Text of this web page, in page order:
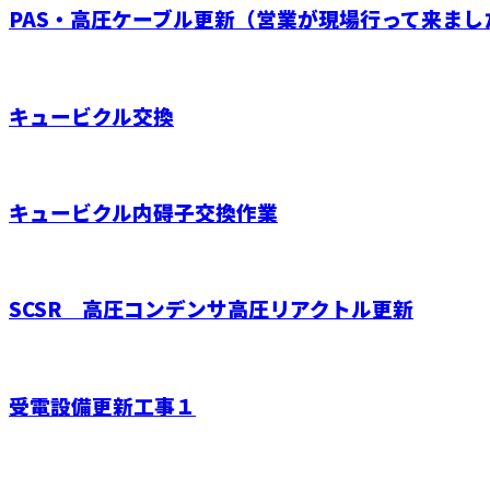
PAS・高圧ケーブル更新（営業が現場行って来まし
キュービクル交換
キュービクル内碍子交換作業
SCSR 高圧コンデンサ高圧リアクトル更新
受電設備更新工事１